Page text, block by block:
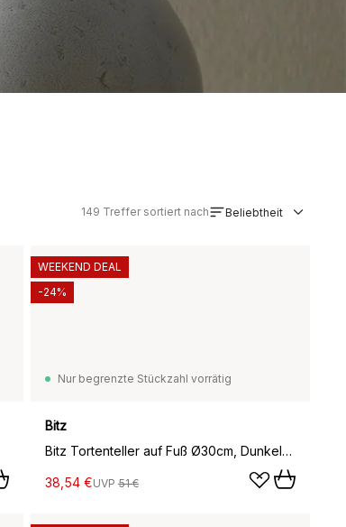
149 Treffer sortiert nach Beliebtheit
Nur begrenzte Stückzahl vorrätig
Bitz
Bitz Tortenteller auf Fuß Ø30cm, Dunkelblau
38,54 €UVP 51 €
WEEKEND DEAL
-24%